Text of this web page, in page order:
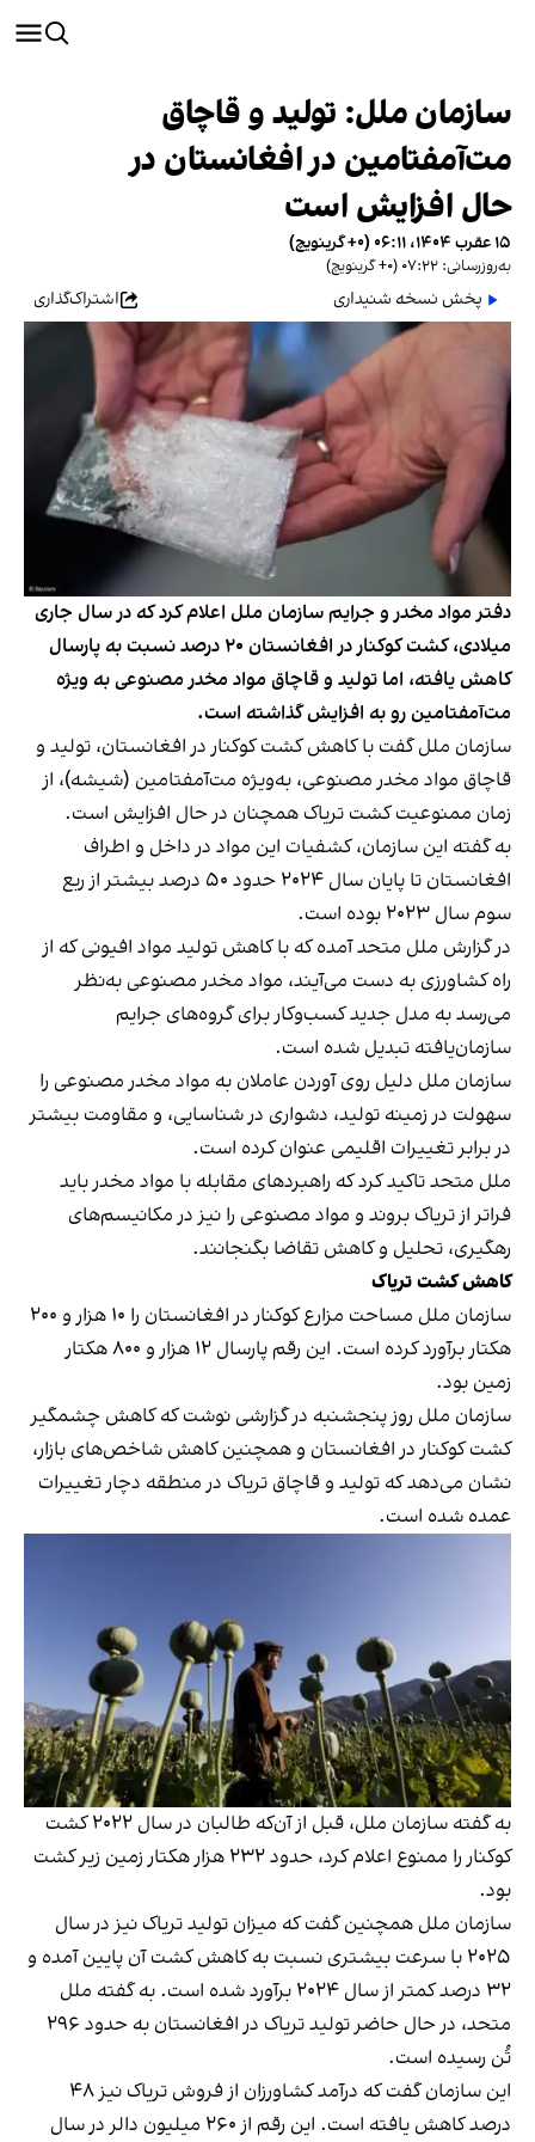
سازمان ملل: تولید و قاچاق
مت‌آمفتامین در افغانستان در
حال افزایش است
۱۵ عقرب ۱۴۰۴، ۰۶:۱۱ (‎+۰ گرینویچ)
به‌روزرسانی: ۰۷:۲۲ (‎+۰ گرینویچ)
پخش نسخه شنیداری اشتراک‌گذاری
دفتر مواد مخدر و جرایم سازمان ملل اعلام کرد که در سال جاری
میلادی، کشت کوکنار در افغانستان ۲۰ درصد نسبت به پارسال
کاهش یافته، اما تولید و قاچاق مواد مخدر مصنوعی به ویژه
مت‌آمفتامین رو به افزایش گذاشته است.
سازمان ملل گفت با کاهش کشت کوکنار در افغانستان، تولید و
قاچاق مواد مخدر مصنوعی، به‌ویژه مت‌آمفتامین (شیشه)، از
زمان ممنوعیت کشت تریاک همچنان در حال افزایش است.
به گفته این سازمان، کشفیات این مواد در داخل و اطراف
افغانستان تا پایان سال ۲۰۲۴ حدود ۵۰ درصد بیشتر از ربع
سوم سال ۲۰۲۳ بوده است.
در گزارش ملل متحد آمده که با کاهش تولید مواد افیونی که از
راه کشاورزی به دست می‌آیند، مواد مخدر مصنوعی به‌نظر
می‌رسد به مدل جدید کسب‌وکار برای گروه‌های جرایم
سازمان‌یافته تبدیل شده است.
سازمان ملل دلیل روی آوردن عاملان به مواد مخدر مصنوعی را
سهولت در زمینه تولید، دشواری در شناسایی، و مقاومت بیشتر
در برابر تغییرات اقلیمی عنوان کرده است.
ملل متحد تاکید کرد که راهبردهای مقابله با مواد مخدر باید
فراتر از تریاک بروند و مواد مصنوعی را نیز در مکانیسم‌های
رهگیری، تحلیل و کاهش تقاضا بگنجانند.
کاهش کشت تریاک
سازمان ملل مساحت مزارع کوکنار در افغانستان را ۱۰ هزار و ۲۰۰
هکتار برآورد کرده است. این رقم پارسال ۱۲ هزار و ۸۰۰ هکتار
زمین بود.
سازمان ملل روز پنجشنبه در گزارشی نوشت که کاهش چشمگیر
کشت کوکنار در افغانستان و همچنین کاهش شاخص‌های بازار،
نشان می‌دهد که تولید و قاچاق تریاک در منطقه دچار تغییرات
عمده شده است.
به گفته سازمان ملل، قبل از آن‌که طالبان در سال ۲۰۲۲ کشت
کوکنار را ممنوع اعلام کرد، حدود ۲۳۲ هزار هکتار زمین زیر کشت
بود.
سازمان ملل همچنین گفت که میزان تولید تریاک نیز در سال
۲۰۲۵ با سرعت بیشتری نسبت به کاهش کشت آن پایین آمده و
۳۲ درصد کمتر از سال ۲۰۲۴ برآورد شده است. به گفته ملل
متحد، در حال حاضر تولید تریاک در افغانستان به حدود ۲۹۶
تُن رسیده است.
این سازمان گفت که درآمد کشاورزان از فروش تریاک نیز ۴۸
درصد کاهش یافته است. این رقم از ۲۶۰ میلیون دالر در سال